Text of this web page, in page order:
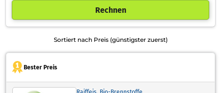
Rechnen
Sortiert nach Preis (günstigster zuerst)
Bester Preis